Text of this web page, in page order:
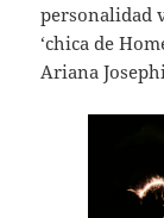
personalidad
‘chica de
Ariana